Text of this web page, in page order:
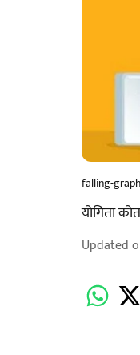
falling-
योगिता
Updated